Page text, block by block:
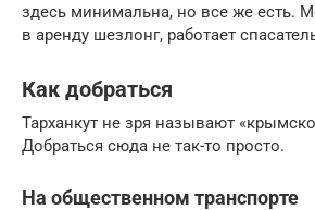
здесь минимальна, но все же есть.
в аренду шезлонг, работает
Как добраться
Тарханкут не зря называют
Добраться сюда не так-то просто.
На общественном транспорте